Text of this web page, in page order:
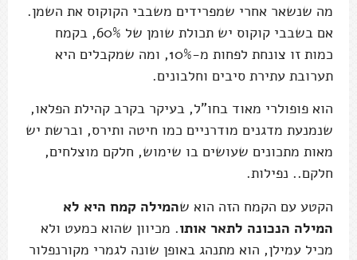
מה שנשאר אחרי שמפרידים משבבי הקוקוס את השמן.
אם בשבבי קוקוס יש תכולת שומן של 60%, בקמח
כמות זו צונחת לפחות מ-10%, ומה שמקבלים היא
תערובת עתירת סיבים וחלבונים.
הוא פופולרי מאוד בחו"ל, בעיקר בקרב קהילת הפלאו,
שנמנעת מדגנים מודרניים כמו חיטה ותירס, וברשת יש
מאות מתכונים שעושים בו שימוש, חלקם מוצלחים,
חלקם.. נפילות.
הקטע עם הקמח הזה הוא שהמילה קמח היא לא
המילה הנכונה לתאר אותו. מכיוון שהוא כמעט ולא
מכיל עמילן, הוא מתנהג באופן שונה לגמרי מקורנפלור